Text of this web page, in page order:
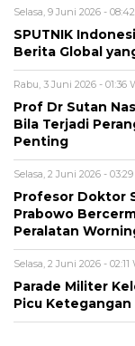
Selasa, 9 Juni 2026 -
SPUTNIK
Berita Global
Rabu, 3 Juni 2026 - 01:36
Prof Dr Sutan
Bila Terjadi
Penting
Selasa, 2 Juni 2026 -
Profesor Doktor
Prabowo
Peralatan
Selasa, 2 Juni 2026 - 02:11
Parade Militer
Picu